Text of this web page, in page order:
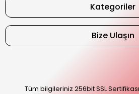
Kategoriler
Bize Ulaşın
Tüm bilgileriniz 256bit SSL